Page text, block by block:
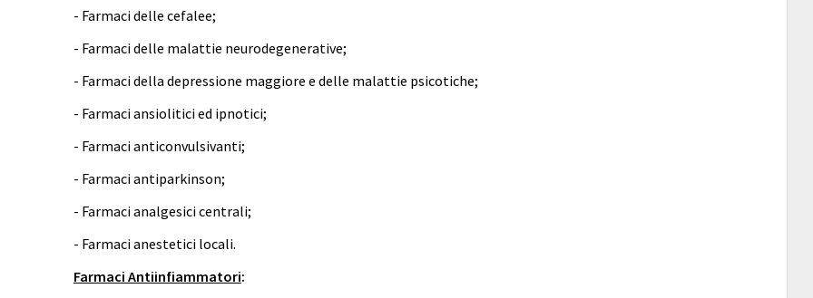
- Farmaci delle cefalee;
- Farmaci delle malattie neurodegenerative;
- Farmaci della depressione maggiore e delle malattie psicotiche;
- Farmaci ansiolitici ed ipnotici;
- Farmaci anticonvulsivanti;
- Farmaci antiparkinson;
- Farmaci analgesici centrali;
- Farmaci anestetici locali.
Farmaci Antiinfiammatori: